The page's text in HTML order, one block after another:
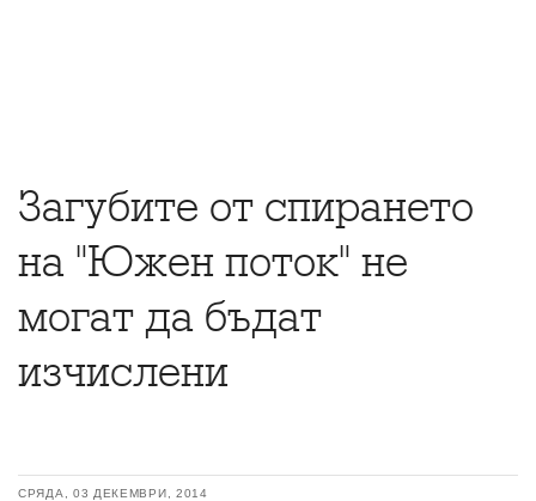
Загубите от спирането
на "Южен поток" не
могат да бъдат
изчислени
СРЯДА, 03 ДЕКЕМВРИ, 2014